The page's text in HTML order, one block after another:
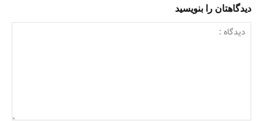
دیدگاهتان را بنویسید